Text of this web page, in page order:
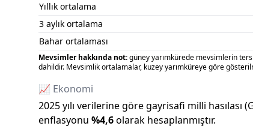
Yıllık ortalama
3 aylık ortalama
Bahar ortalaması
Mevsimler hakkında not:güney yarımkürede mevsimlerin
dahildir. Mevsimlik ortalamalar, kuzey yarımküreye göre
📈 Ekonomi
2025yılı verilerine göre gayrisafi milli hasılası
enflasyonu %4,6olarak hesaplanmıştır.